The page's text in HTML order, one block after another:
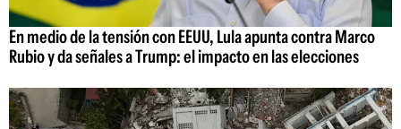
En medio de la tensión con EEUU, Lula apunta contra Marco
Rubio y da señales a Trump: el impacto en las elecciones